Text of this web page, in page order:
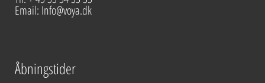
Email: Info@voya.dk
Åbningstider